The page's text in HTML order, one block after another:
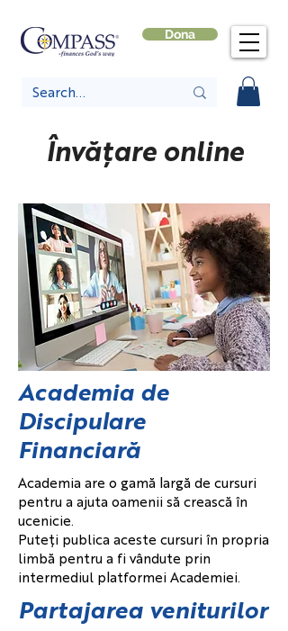
Dona
Învățare online
Academia de
Discipulare
Financiară
Academia are o gamă largă de cursuri
pentru a ajuta oamenii să crească în
ucenicie.
Puteți publica aceste cursuri în propria
limbă pentru a fi vândute prin
intermediul platformei Academiei.
Partajarea veniturilor